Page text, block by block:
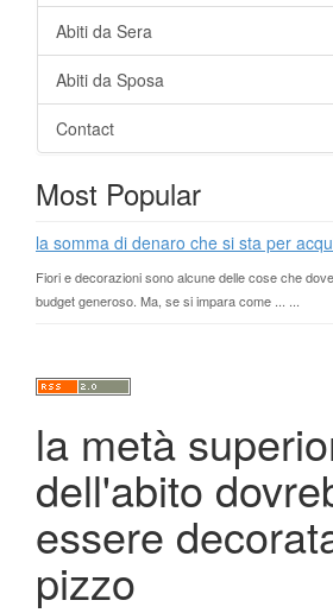
Abiti da Sera
Abiti da Sposa
Contact
Most Popular
la somma di denaro che si sta per
Fiori e decorazioni sono alcune delle cose che
budget generoso. Ma, se si impara come ... ...
la metà
dell'abito
essere
pizzo